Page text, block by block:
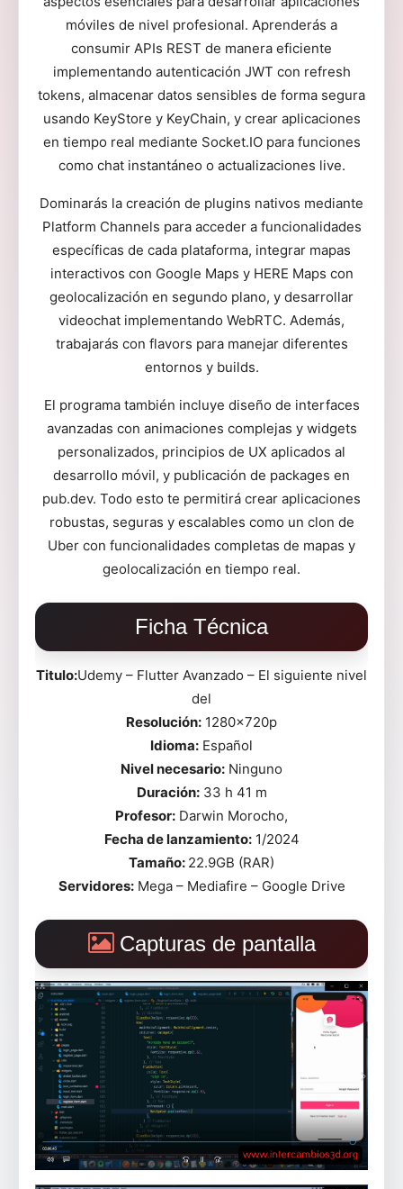
móviles de nivel profesional. Aprenderás a
consumir APIs REST de manera eficiente
implementando autenticación JWT con refresh
tokens, almacenar datos sensibles de forma segura
usando KeyStore y KeyChain, y crear aplicaciones
en tiempo real mediante Socket.IO para funciones
como chat instantáneo o actualizaciones live.
Dominarás la creación de plugins nativos mediante
Platform Channels para acceder a funcionalidades
específicas de cada plataforma, integrar mapas
interactivos con Google Maps y HERE Maps con
geolocalización en segundo plano, y desarrollar
videochat implementando WebRTC. Además,
trabajarás con flavors para manejar diferentes
entornos y builds.
El programa también incluye diseño de interfaces
avanzadas con animaciones complejas y widgets
personalizados, principios de UX aplicados al
desarrollo móvil, y publicación de packages en
pub.dev. Todo esto te permitirá crear aplicaciones
robustas, seguras y escalables como un clon de
Uber con funcionalidades completas de mapas y
geolocalización en tiempo real.
Ficha Técnica
Titulo:Udemy – Flutter Avanzado – El siguiente nivel
del
Resolución: 1280x720p
Idioma: Español
Nivel necesario: Ninguno
Duración: 33 h 41 m
Profesor: Darwin Morocho,
Fecha de lanzamiento:1/2024
Tamaño: 22.9GB (RAR)
Servidores:Mega – Mediafire – Google Drive
Capturas de pantalla